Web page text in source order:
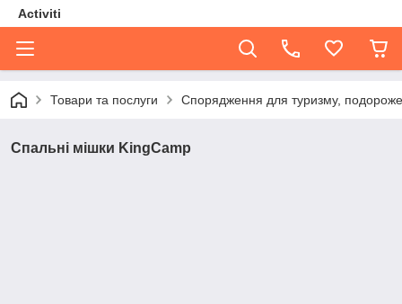
Activiti
Товари та послуги Спорядження для туризму,
Спальні мішки KingCamp